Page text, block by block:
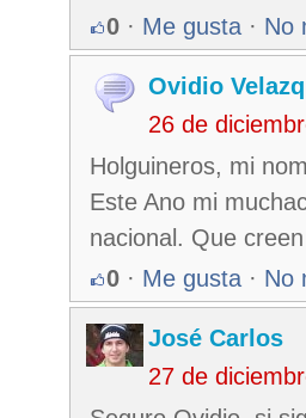
0 · Me gusta · No
Ovidio
26 de
Holguineros, mi
Este Ano mi
nacional. Que
0 · Me gusta · No
José Carlos
27 de